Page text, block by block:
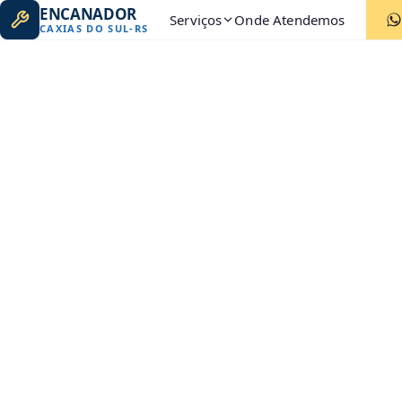
ENCANADOR
CAXIAS DO SUL- RS Serviços Onde Atendemos